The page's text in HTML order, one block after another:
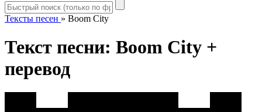
Тексты песен » Boom City
Текст песни: Boom City +
перевод